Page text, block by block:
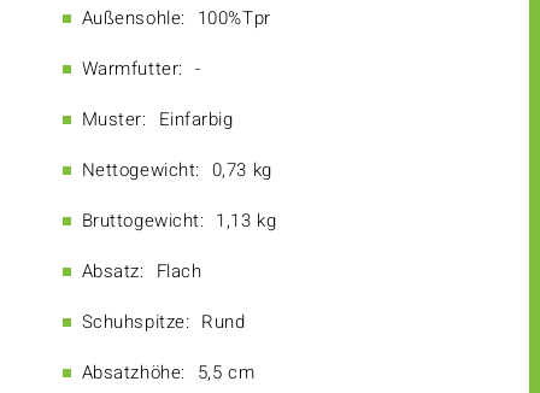
Außensohle: 100%Tpr
Warmfutter: -
Muster: Einfarbig
Nettogewicht: 0,73 kg
Bruttogewicht: 1,13 kg
Absatz: Flach
Schuhspitze: Rund
Absatzhöhe: 5,5 cm